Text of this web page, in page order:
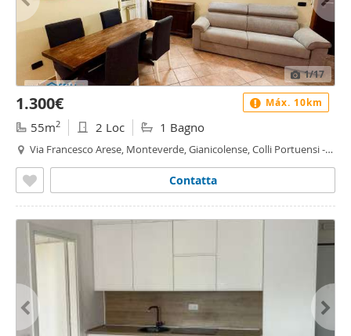
1/17
1.300€
55m2 2 Loc 1 Bagno
Via Francesco Arese, Monteverde, Gianicolense, Colli Portuensi -
Contatta
Máx. 10km